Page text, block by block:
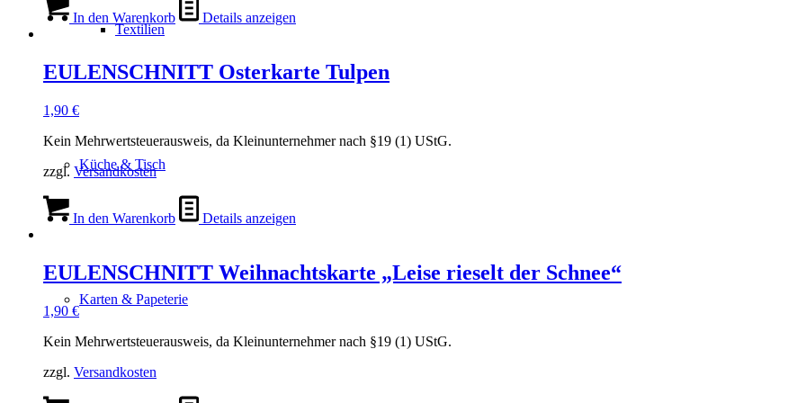
Textilien
Küche & Tisch
Karten & Papeterie
In den Warenkorb Details anzeigen
EULENSCHNITT Osterkarte Tulpen
1,90 €
Kein Mehrwertsteuerausweis, da Kleinunternehmer nach §19 (1) UStG.
zzgl. Versandkosten
In den Warenkorb Details anzeigen
EULENSCHNITT Weihnachtskarte „Leise rieselt der Schnee“
1,90 €
Kein Mehrwertsteuerausweis, da Kleinunternehmer nach §19 (1) UStG.
zzgl. Versandkosten